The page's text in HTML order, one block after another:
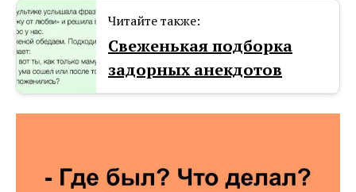
Читайте также:
Свеженькая подборка
задорных анекдотов